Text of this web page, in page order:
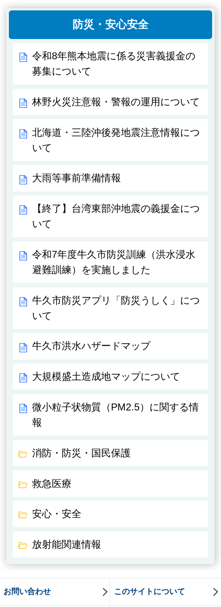
防災・安心安全
令和8年熊本地震に係る災害義援金の
募集について
林野火災注意報・警報の運用について
北海道・三陸沖後発地震注意情報につ
いて
大雨等事前準備情報
【終了】台湾東部沖地震の義援金につ
いて
令和7年度牛久市防災訓練（洪水浸水
避難訓練）を実施しました
牛久市防災アプリ「防災うしく」につ
いて
牛久市洪水ハザードマップ
大規模盛土造成地マップについて
微小粒子状物質（PM2.5）に関する情
報
消防・防災・国民保護
救急医療
安心・安全
放射能関連情報
お問い合わせ このサイトについて